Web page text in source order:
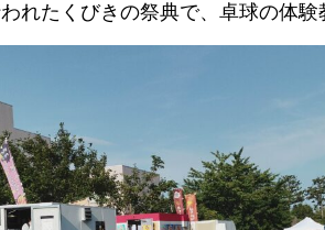
れたくびきの祭典で、卓球の体験